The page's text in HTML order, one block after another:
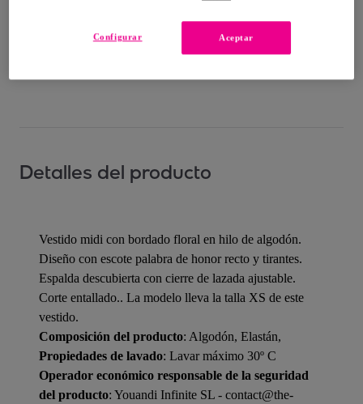
y el
Detalles del producto
Vestido midi con bordado floral en hilo de algodón.
Diseño con escote palabra de honor recto y tirantes.
Espalda descubierta con cierre de lazada ajustable.
Corte entallado.. La modelo lleva la talla XS de este
vestido.
Composición del producto: Algodón, Elastán,
Propiedades de lavado: Lavar máximo 30º C
Operador económico responsable de la seguridad
del producto: Youandi Infinite SL - contact@the-
Aceptar
Configurar